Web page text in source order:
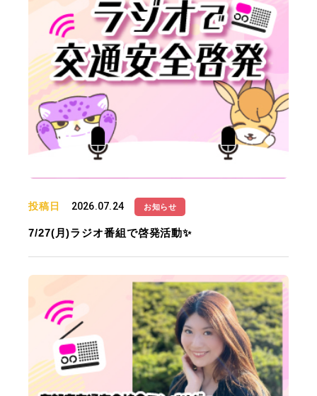
投稿日 2026.07.24 お知らせ
7/27(月)ラジオ番組で啓発活動✨